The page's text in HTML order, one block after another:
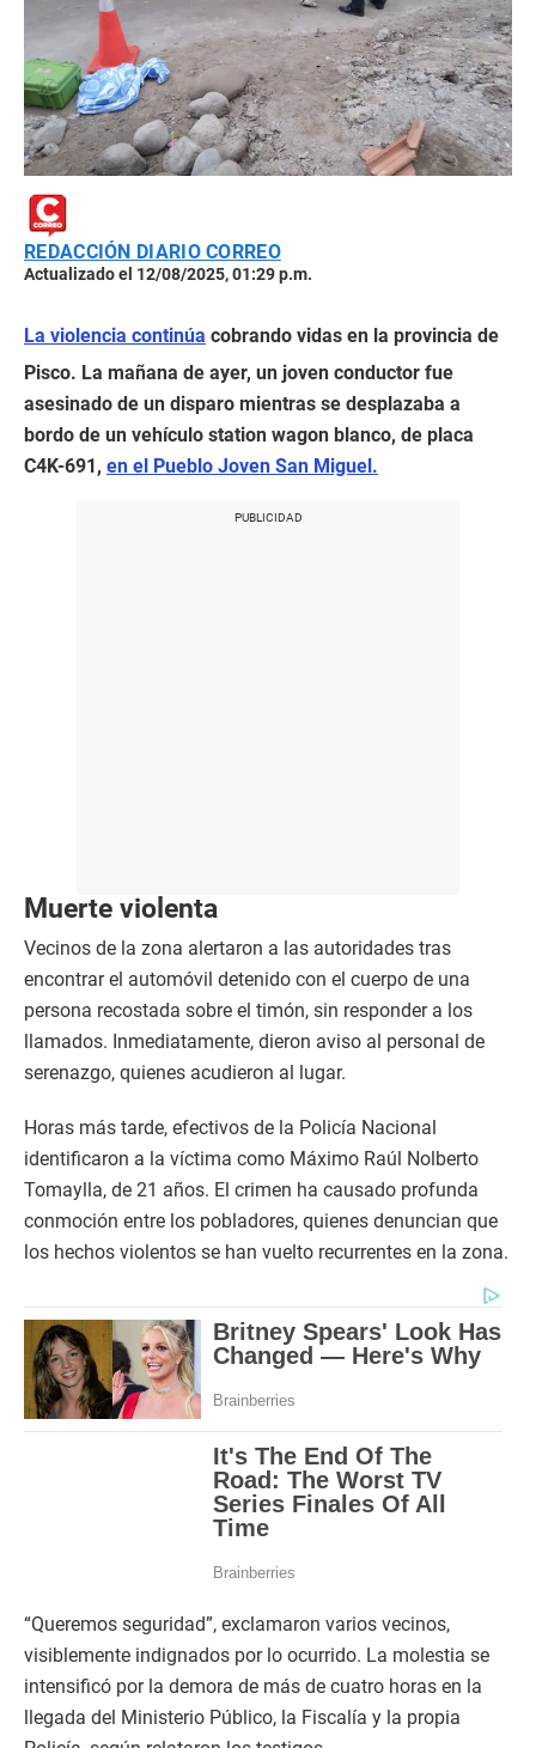
REDACCIÓN DIARIO CORREO
Actualizado el 12/08/2025, 01:29 p.m.
La violencia continúa cobrando vidas en la provincia de
Pisco. La mañana de ayer, un joven conductor fue
asesinado de un disparo mientras se desplazaba a
bordo de un vehículo station wagon blanco, de placa
C4K-691, en el Pueblo Joven San Miguel.
Muerte violenta
Vecinos de la zona alertaron a las autoridades tras
encontrar el automóvil detenido con el cuerpo de una
persona recostada sobre el timón, sin responder a los
llamados. Inmediatamente, dieron aviso al personal de
serenazgo, quienes acudieron al lugar.
Horas más tarde, efectivos de la Policía Nacional
identificaron a la víctima como Máximo Raúl Nolberto
Tomaylla, de 21 años. El crimen ha causado profunda
conmoción entre los pobladores, quienes denuncian que
los hechos violentos se han vuelto recurrentes en la zona.
“Queremos seguridad”, exclamaron varios vecinos,
visiblemente indignados por lo ocurrido. La molestia se
intensificó por la demora de más de cuatro horas en la
llegada del Ministerio Público, la Fiscalía y la propia